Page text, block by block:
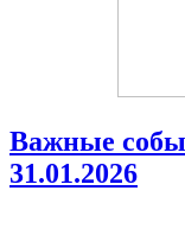
Важные
31.01.2026